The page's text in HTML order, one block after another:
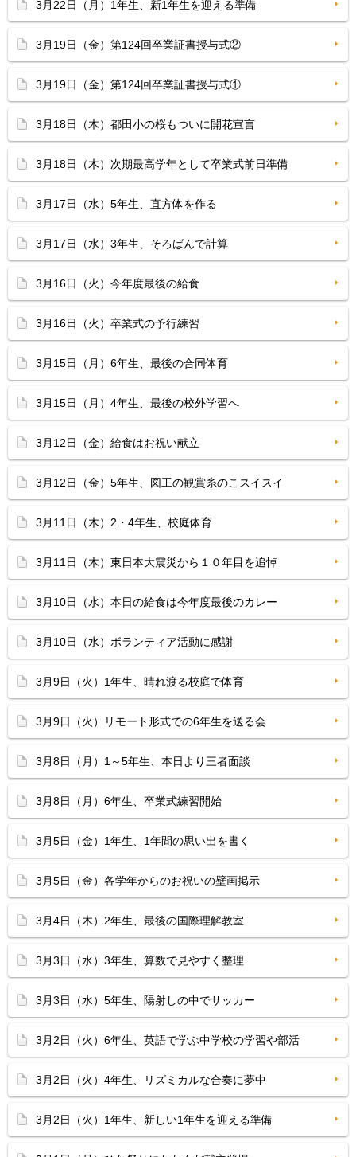
3月22日（月）1年生、新1年生を迎える準備
3月19日（金）第124回卒業証書授与式②
3月19日（金）第124回卒業証書授与式①
3月18日（木）都田小の桜もついに開花宣言
3月18日（木）次期最高学年として卒業式前日準備
3月17日（水）5年生、直方体を作る
3月17日（水）3年生、そろばんで計算
3月16日（火）今年度最後の給食
3月16日（火）卒業式の予行練習
3月15日（月）6年生、最後の合同体育
3月15日（月）4年生、最後の校外学習へ
3月12日（金）給食はお祝い献立
3月12日（金）5年生、図工の観賞糸のこスイスイ
3月11日（木）2・4年生、校庭体育
3月11日（木）東日本大震災から１０年目を追悼
3月10日（水）本日の給食は今年度最後のカレー
3月10日（水）ボランティア活動に感謝
3月9日（火）1年生、晴れ渡る校庭で体育
3月9日（火）リモート形式での6年生を送る会
3月8日（月）1～5年生、本日より三者面談
3月8日（月）6年生、卒業式練習開始
3月5日（金）1年生、1年間の思い出を書く
3月5日（金）各学年からのお祝いの壁画掲示
3月4日（木）2年生、最後の国際理解教室
3月3日（水）3年生、算数で見やすく整理
3月3日（水）5年生、陽射しの中でサッカー
3月2日（火）6年生、英語で学ぶ中学校の学習や部活
3月2日（火）4年生、リズミカルな合奏に夢中
3月2日（火）1年生、新しい1年生を迎える準備